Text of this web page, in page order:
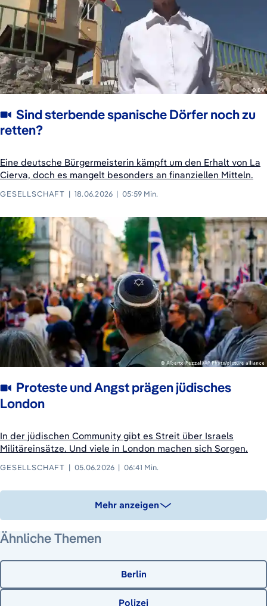
Sind sterbende spanische Dörfer noch zu
retten?
Eine deutsche Bürgermeisterin kämpft um den Erhalt von La
Cierva, doch es mangelt besonders an finanziellen Mitteln.
GESELLSCHAFT 18.06.2026 05:59 Min.
Proteste und Angst prägen jüdisches
London
In der jüdischen Community gibt es Streit über Israels
Militäreinsätze. Und viele in London machen sich Sorgen.
GESELLSCHAFT 05.06.2026 06:41 Min.
Mehr anzeigen
Ähnliche Themen
Berlin
Polizei